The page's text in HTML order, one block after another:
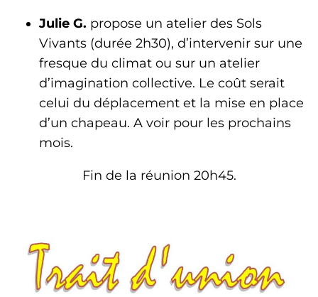
Julie G. propose un atelier des Sols
Vivants (durée 2h30), d’intervenir sur une
fresque du climat ou sur un atelier
d’imagination collective. Le coût serait
celui du déplacement et la mise en place
d’un chapeau. A voir pour les prochains
mois.
Fin de la réunion 20h45.